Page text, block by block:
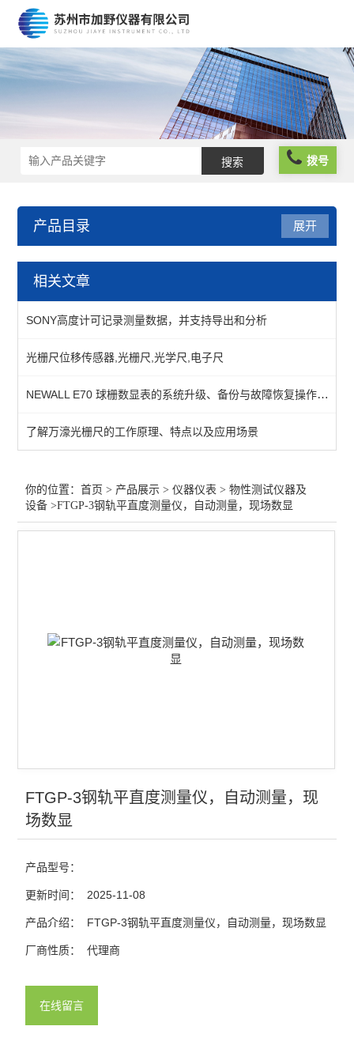
拨号
产品目录
仪器仪表
查看全部 >>
展开
相关文章
SONY高度计可记录测量数据，并支持导出和分析
光栅尺位移传感器,光栅尺,光学尺,电子尺
NEWALL E70 球栅数显表的系统升级、备份与故障恢复操作指南
了解万濠光栅尺的工作原理、特点以及应用场景
你的位置：首页 > 产品展示 >仪器仪表 >物性测试仪器及
设备 >FTGP-3钢轨平直度测量仪，自动测量，现场数显
FTGP-3钢轨平直度测量仪，自动测量，现
场数显
产品型号：
更新时间： 2025-11-08
产品介绍： FTGP-3钢轨平直度测量仪，自动测量，现场数显
厂商性质： 代理商
在线留言